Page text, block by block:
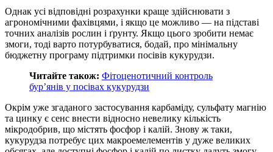
Однак усі відповідні розрахунки краще здійснювати з
агрономічними фахівцями, і якщо це можливо — на підставі
точних аналізів рослин і ґрунту. Якщо цього зробити немає
змоги, тоді варто потурбуватися, бодай, про мінімальну
бюджетну програму підтримки посівів кукурудзи.
Читайте також: Фітоценотичний контроль
бур’янів у посівах кукурудзи
Окрім уже згаданого застосування карбаміду, сульфату магнію
та цинку є сенс внести відносно невелику кількість
мікродобрив, що містять фосфор і калій. Знову ж таки,
кукурудза потребує цих макроемелементів у дуже великих